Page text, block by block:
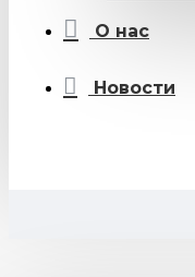
О нас
Новости